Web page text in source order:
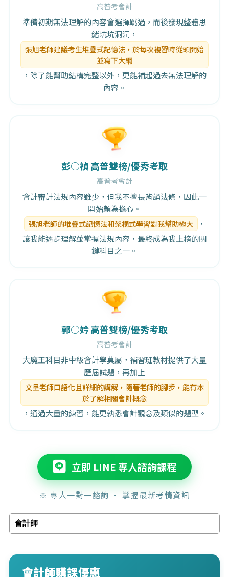
高普考會計
準備初期無法理解的內容會選擇跳過，而後發現整體思
緒坑坑洞洞，
張旭老師建議考生堆疊式記憶法，於每次複習時從頭開始
並寫下大綱
，除了能幫助結構完整以外，更能補起過去無法理解的
內容。
彭○禎高普雙榜/優秀考取
高普考會計
會計審計法規內容雖少，但我不擅長背誦法條，因此一
開始頗為擔心。
張旭老師的堆疊式記憶法和架構式學習對我幫助極大
，
讓我能逐步理解並掌握法規內容，最終成為我上榜的關
鍵科目之一。
郭○妗高普雙榜/優秀考取
高普考會計
大魔王科目非中級會計學莫屬，補習班教材提供了大量
歷屆試題，再加上
文呈老師口語化且詳細的講解，隨著老師的腳步，能有本
於了解相關會計概念
，通過大量的練習，能更孰悉會計觀念及類似的題型。
立即 LINE 專人諮詢課程
※ 專人一對一諮詢 · 掌握最新考情資訊
會計師
會計師購課優惠